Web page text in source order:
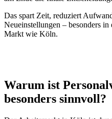
Das spart Zeit, reduziert
Neueinstellungen – besonders
Markt wie Köln.
Warum ist
besonders sinnvoll?